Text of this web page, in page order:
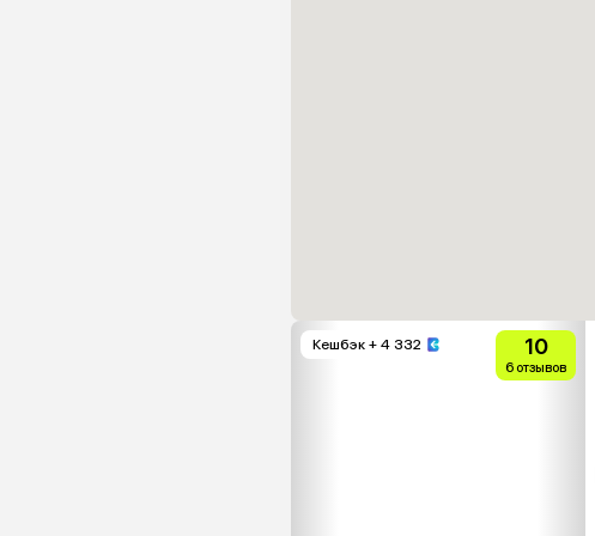
Кешбэк + 4 332 10
6 отзывов